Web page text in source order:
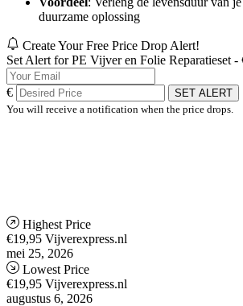
duurzame oplossing
Create Your Free Price Drop Alert!
Set Alert for PE Vijver en Folie Reparatieset -
€
SET ALERT
You will receive a notification when the price drops.
Highest Price
€19,95 Vijverexpress.nl
mei 25, 2026
Lowest Price
€19,95 Vijverexpress.nl
augustus 6, 2026